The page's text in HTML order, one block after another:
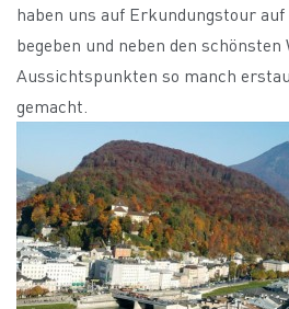
haben uns auf Erkundungstour
begeben und neben den schönsten
Aussichtspunkten so manch
gemacht.